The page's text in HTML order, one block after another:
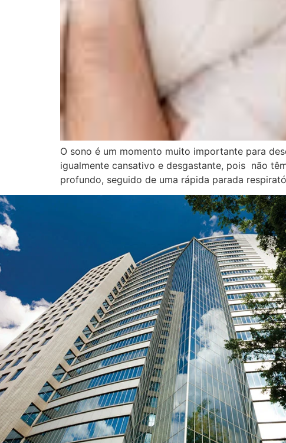
O sono é um momento muito importante para
igualmente cansativo e desgastante, pois não
profundo, seguido de uma rápida parada